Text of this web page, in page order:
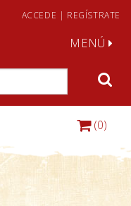
ACCEDE | REGÍSTRATE
MENÚ
(0)